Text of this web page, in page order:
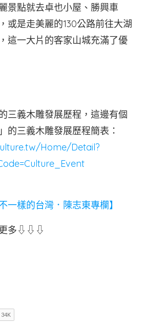
景點就去卓也小屋、勝興車
或是走美麗的130公路前往大湖
這一大片的客家山城充滿了優
三義木雕發展歷程，這邊有個
的三義木雕發展歷程簡表：
Home/Detail?
一樣的台灣．陳志東專欄】
多⇩⇩⇩